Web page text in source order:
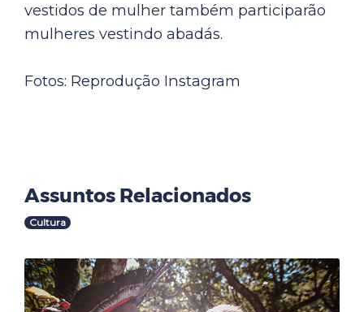
vestidos de mulher também participarão
mulheres vestindo abadás.
Fotos: Reprodução Instagram
Assuntos Relacionados
Cultura
Outras Notícias